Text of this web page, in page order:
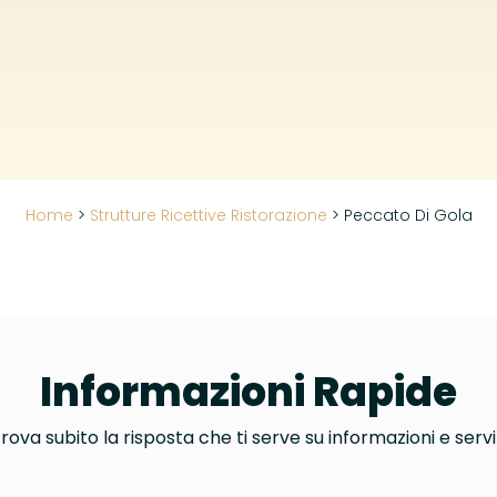
Home > Strutture Ricettive Ristorazione > Peccato Di Gola
Informazioni Rapide
subito la risposta che ti serve su informazioni e